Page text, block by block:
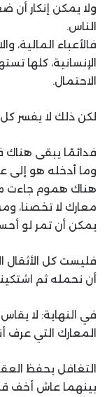
ولا يمكن إنكار أن
الناس.
فالأعباء المالية،
الإنسانية، كلها
الاحتمال.
لكن ذلك لا يفسر
فدائمًا يبقى هناك
وما أدخله هو إلى
هناك هموم جاءت
معارك لا تخصنا،
يمكن أن تمر لو
فليست كل الأثقال
أن نحمله ثم
في النهاية: لا
المعارك التي عرف
التغافل يحفظ
بينهما عاش أخف